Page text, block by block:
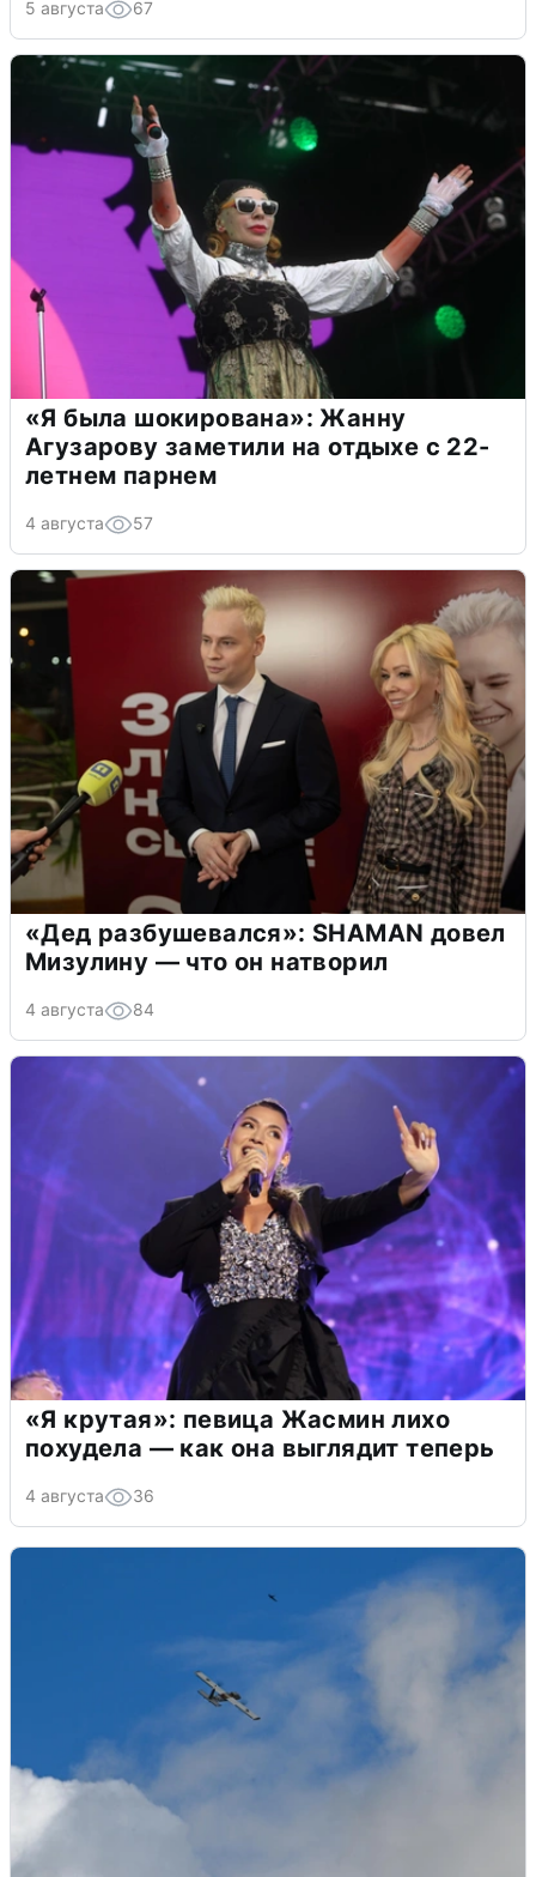
5 августа 67
«Я была шокирована»: Жанну
Агузарову заметили на отдыхе с 22-
летнем парнем
4 августа 57
«Дед разбушевался»: SHAMAN довел
Мизулину — что он натворил
4 августа 84
«Я крутая»: певица Жасмин лихо
похудела — как она выглядит теперь
4 августа 36